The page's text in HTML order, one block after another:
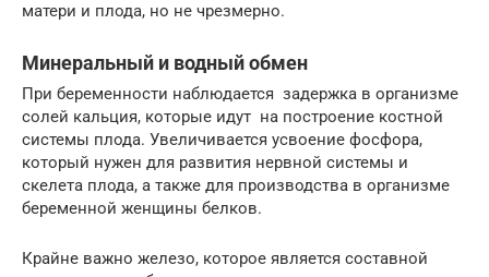
матери и плода, но не чрезмерно.
Минеральный и водный обмен
При беременности наблюдается задержка в организме
солей кальция, которые идут на построение костной
системы плода. Увеличивается усвоение фосфора,
который нужен для развития нервной системы и
скелета плода, а также для производства в организме
беременной женщины белков.
Крайне важно железо, которое является составной